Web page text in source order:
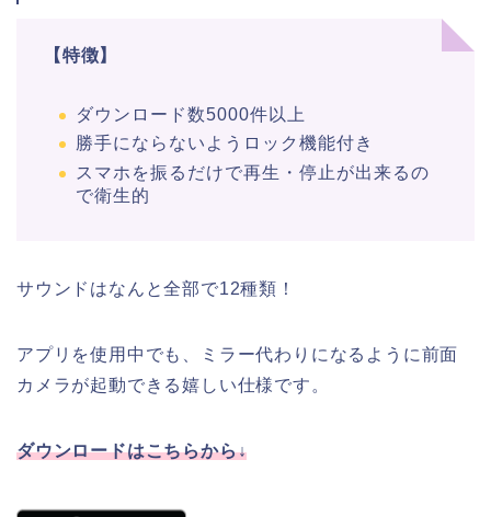
【特徴】
ダウンロード数5000件以上
勝手にならないようロック機能付き
スマホを振るだけで再生・停止が出来るの
で衛生的
サウンドはなんと全部で12種類！
アプリを使用中でも、ミラー代わりになるように前面
カメラが起動できる嬉しい仕様です。
ダウンロードはこちらから↓